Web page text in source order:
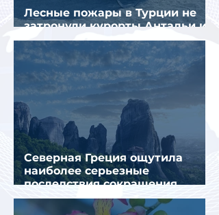
Лесные пожары в Турции не
затронули курорты Антальи и
Муглы
Северная Греция ощутила
наиболее серьезные
последствия сокращения
турпотока из России